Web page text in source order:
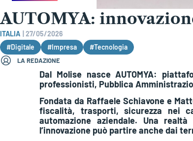
AUTOMYA:
ITALIA
27/05/2026
#Digitale
#Impresa #Tecnologia
LA REDAZIONE
Dal Molise nasce AUTOMYA:
professionisti, Pubblica
Fondata da Raffaele Schiavone e
fiscalità, trasporti, sicurezza nei
automazione aziendale. Una
l’innovazione può partire anche dai